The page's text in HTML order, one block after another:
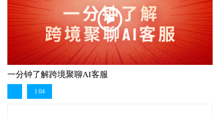
一分钟了解跨境聚聊AI客服
1:04